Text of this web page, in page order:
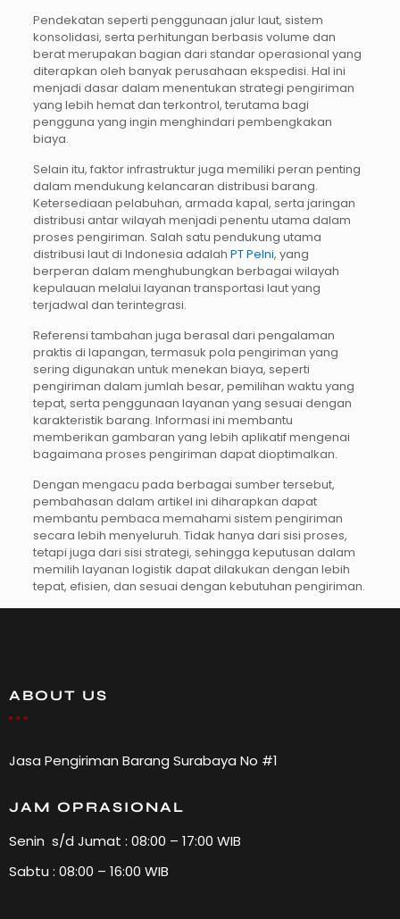
Pendekatan seperti penggunaan jalur laut, sistem
konsolidasi, serta perhitungan berbasis volume dan
berat merupakan bagian dari standar operasional yang
diterapkan oleh banyak perusahaan ekspedisi. Hal ini
menjadi dasar dalam menentukan strategi pengiriman
yang lebih hemat dan terkontrol, terutama bagi
pengguna yang ingin menghindari pembengkakan
biaya.
Selain itu, faktor infrastruktur juga memiliki peran penting
dalam mendukung kelancaran distribusi barang.
Ketersediaan pelabuhan, armada kapal, serta jaringan
distribusi antar wilayah menjadi penentu utama dalam
proses pengiriman. Salah satu pendukung utama
distribusi laut di Indonesia adalah PT Pelni, yang
berperan dalam menghubungkan berbagai wilayah
kepulauan melalui layanan transportasi laut yang
terjadwal dan terintegrasi.
Referensi tambahan juga berasal dari pengalaman
praktis di lapangan, termasuk pola pengiriman yang
sering digunakan untuk menekan biaya, seperti
pengiriman dalam jumlah besar, pemilihan waktu yang
tepat, serta penggunaan layanan yang sesuai dengan
karakteristik barang. Informasi ini membantu
memberikan gambaran yang lebih aplikatif mengenai
bagaimana proses pengiriman dapat dioptimalkan.
Dengan mengacu pada berbagai sumber tersebut,
pembahasan dalam artikel ini diharapkan dapat
membantu pembaca memahami sistem pengiriman
secara lebih menyeluruh. Tidak hanya dari sisi proses,
tetapi juga dari sisi strategi, sehingga keputusan dalam
memilih layanan logistik dapat dilakukan dengan lebih
tepat, efisien, dan sesuai dengan kebutuhan pengiriman.
ABOUT US
Jasa Pengiriman Barang Surabaya No #1
JAM OPRASIONAL
Senin s/d Jumat : 08:00 – 17:00 WIB
Sabtu : 08:00 – 16:00 WIB